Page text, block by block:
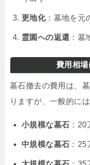
更地化：墓地を元
霊園への返還 ：墓
費用相
墓石撤去の費用は、
りますが、一般的には
小規模な墓石 ：
中規模な墓石 ：